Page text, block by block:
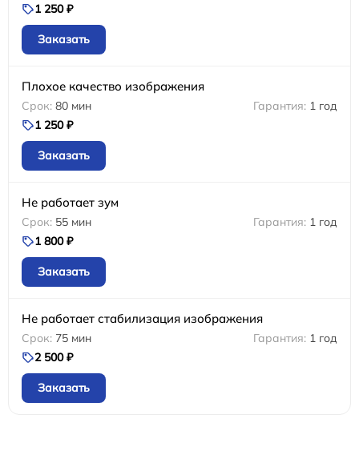
1 250 ₽
Заказать
Плохое качество изображения
80 мин
1 год
1 250 ₽
Заказать
Не работает зум
55 мин
1 год
1 800 ₽
Заказать
Не работает стабилизация изображения
75 мин
1 год
2 500 ₽
Заказать